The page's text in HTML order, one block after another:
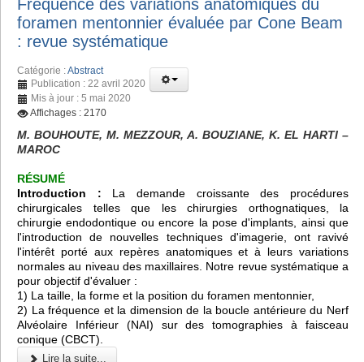
Fréquence des variations anatomiques du
foramen mentonnier évaluée par Cone Beam
: revue systématique
Catégorie :Abstract
Publication : 22 avril 2020
Mis à jour : 5 mai 2020
Affichages : 2170
M. BOUHOUTE, M. MEZZOUR, A. BOUZIANE, K. EL HARTI –
MAROC
RÉSUMÉ
Introduction : La demande croissante des procédures
chirurgicales telles que les chirurgies orthognatiques, la
chirurgie endodontique ou encore la pose d'implants, ainsi que
l'introduction de nouvelles techniques d'imagerie, ont ravivé
l'intérêt porté aux repères anatomiques et à leurs variations
normales au niveau des maxillaires. Notre revue systématique a
pour objectif d'évaluer :
1) La taille, la forme et la position du foramen mentonnier,
2) La fréquence et la dimension de la boucle antérieure du Nerf
Alvéolaire Inférieur (NAI) sur des tomographies à faisceau
conique (CBCT).
Lire la suite...